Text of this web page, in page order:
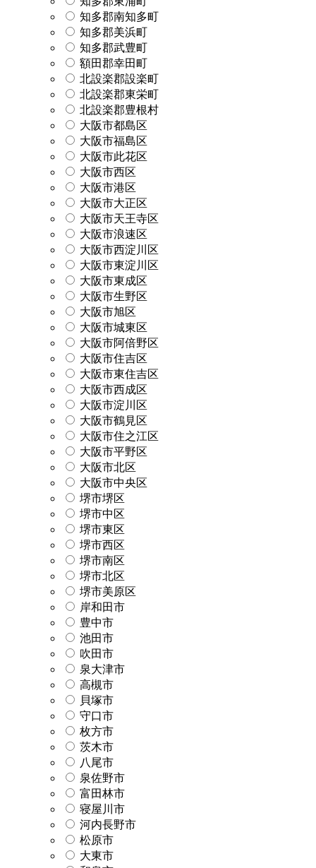
知多郡南知多町
知多郡美浜町
知多郡武豊町
額田郡幸田町
北設楽郡設楽町
北設楽郡東栄町
北設楽郡豊根村
大阪市都島区
大阪市福島区
大阪市此花区
大阪市西区
大阪市港区
大阪市大正区
大阪市天王寺区
大阪市浪速区
大阪市西淀川区
大阪市東淀川区
大阪市東成区
大阪市生野区
大阪市旭区
大阪市城東区
大阪市阿倍野区
大阪市住吉区
大阪市東住吉区
大阪市西成区
大阪市淀川区
大阪市鶴見区
大阪市住之江区
大阪市平野区
大阪市北区
大阪市中央区
堺市堺区
堺市中区
堺市東区
堺市西区
堺市南区
堺市北区
堺市美原区
岸和田市
豊中市
池田市
吹田市
泉大津市
高槻市
貝塚市
守口市
枚方市
茨木市
八尾市
泉佐野市
富田林市
寝屋川市
河内長野市
松原市
大東市